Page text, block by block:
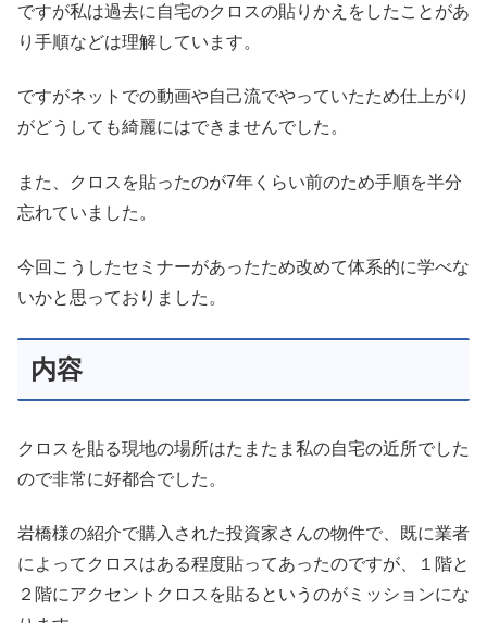
ですが私は過去に自宅のクロスの貼りかえをしたことがあ
り手順などは理解しています。
ですがネットでの動画や自己流でやっていたため仕上がり
がどうしても綺麗にはできませんでした。
また、クロスを貼ったのが7年くらい前のため手順を半分
忘れていました。
今回こうしたセミナーがあったため改めて体系的に学べな
いかと思っておりました。
内容
クロスを貼る現地の場所はたまたま私の自宅の近所でした
ので非常に好都合でした。
岩橋様の紹介で購入された投資家さんの物件で、既に業者
によってクロスはある程度貼ってあったのですが、１階と
２階にアクセントクロスを貼るというのがミッションにな